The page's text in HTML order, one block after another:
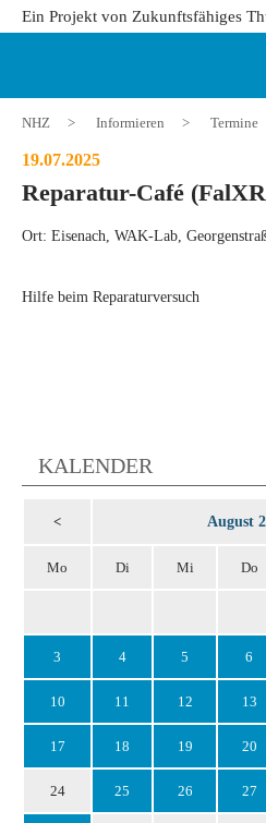
Ein Projekt von Zukunftsfähiges
NHZ > Informieren > Termine
19.07.2025
Reparatur-Café
Ort: Eisenach, WAK-Lab,
Hilfe beim Reparaturversuch
KALENDER
< August
Mo Di Mi Do
3 4 5 6
10 11 12 13
17 18 19 20
24 25 26 27